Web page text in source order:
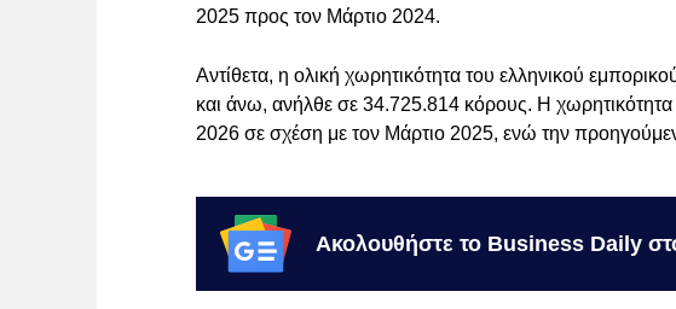
2025 προς τον Μάρτιο 2024.
Αντίθετα, η ολική χωρητικότητα του ελληνικού
και άνω, ανήλθε σε 34.725.814 κόρους. Η
2026 σε σχέση με τον Μάρτιο 2025, ενώ την
Ακολουθήστε το Business Daily